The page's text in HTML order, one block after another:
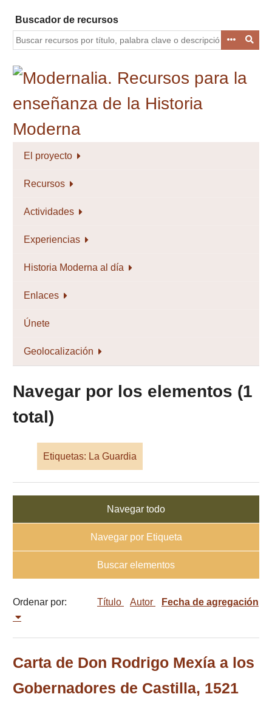
contenido
principal
Buscador de recursos
El proyecto
Recursos
Actividades
Experiencias
Historia Moderna al día
Enlaces
Únete
Geolocalización
Navegar por los elementos (1
total)
Etiquetas: La Guardia
Navegar todo
Navegar por Etiqueta
Buscar elementos
Ordenar por: Título Autor Fecha de agregación
Carta de Don Rodrigo Mexía a los
Gobernadores de Castilla, 1521